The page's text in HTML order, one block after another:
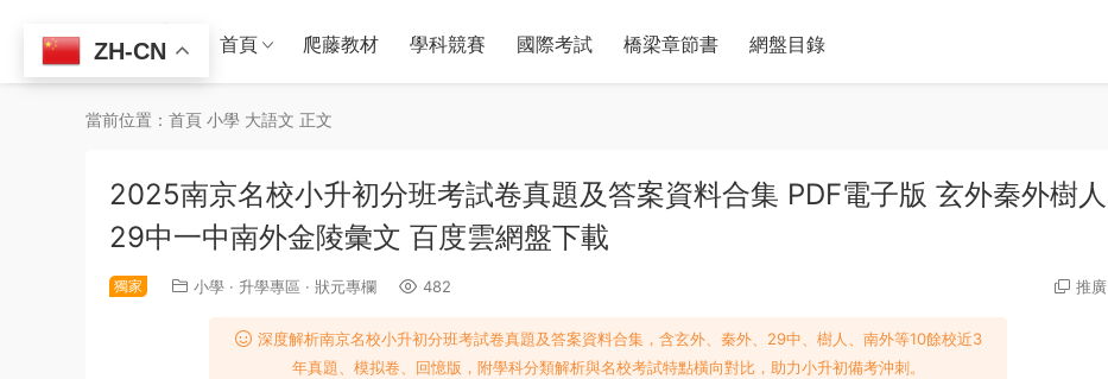
首頁 爬藤教材 學科競賽 國際考試 橋梁章節書 網盤目錄
當前位置： 首頁 小學 大語文 正文
2025南京名校小升初分班考試卷真題及答案資料合集 PDF電子版 玄外秦外樹人
29中一中南外金陵彙文 百度雲網盤下載
獨家 小學 · 升學專區 · 狀元專欄 482 推廣
深度解析南京名校小升初分班考試卷真題及答案資料合集，含玄外、秦外、29中、樹人、南外等10餘校近3
年真題、模拟卷、回憶版，附學科分類解析與名校考試特點橫向對比，助力小升初備考沖刺。
ZH-CN